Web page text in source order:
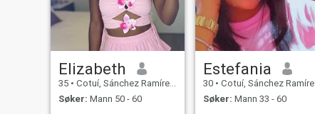
Elizabeth
35 • Cotuí, Sánchez Ramírez, Den Dominikanske Rep.
Søker: Mann 50 - 60
Estefania
30 • Cotuí, Sánchez Ramírez, Den Dominikanske Rep.
Søker: Mann 33 - 60